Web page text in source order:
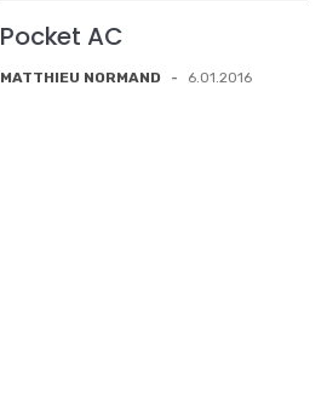
Pocket AC
MATTHIEU NORMAND - 6.01.2016